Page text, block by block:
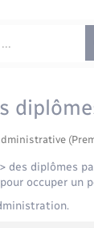
des diplômes
occuper un